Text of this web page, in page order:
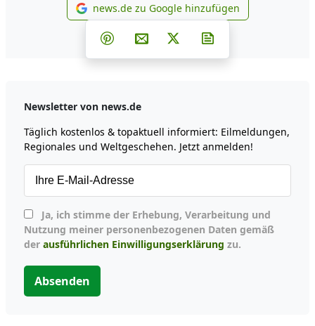
news.de zu Google
news.de zu Google hinzufügen
Teilen auf Facebook
Teilen auf Whatsapp
Teilen auf Telegram
Teilen auf Pinterest
Per E-Mail teilen
Post auf X
Newsletter von news.de
Täglich kostenlos & topaktuell informiert: Eilmeldungen,
Regionales und Weltgeschehen. Jetzt anmelden!
Nutzung meiner personenbezogenen Daten gemäß
der ausführlichen Einwilligungserklärung zu.
Absenden